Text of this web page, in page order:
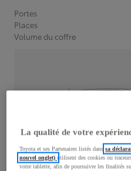
Portes
Places
Volume du coffre
Longueur
3 940
Hauteur
1 500
La qualité de votre
Toyota et ses Partenaires listés danssa
nouvel onglet)utilisent des cookies ou
votre tablette, afin de poursuivre les finalités